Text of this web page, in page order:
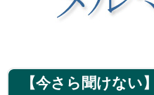
【今さら聞けない